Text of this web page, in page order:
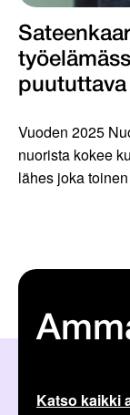
Vuoden 2025
nuorista kokee
lähes joka
Katso kaikki